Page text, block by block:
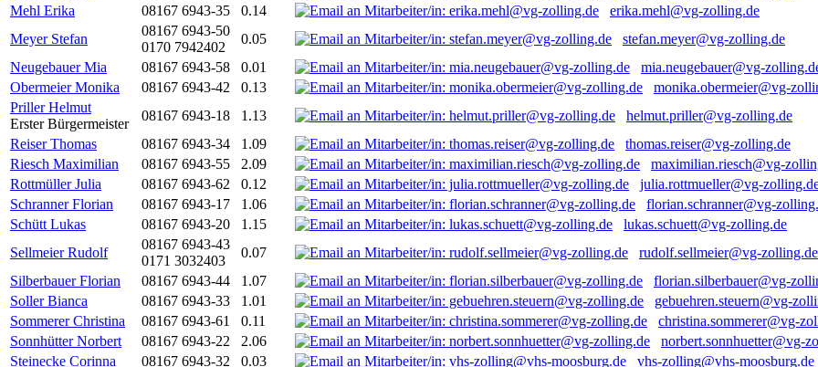
Mehl Erika
08167 6943-35 0.14
erika.mehl@vg-zolling.de
Meyer Stefan
08167 6943-50
0170 7942402
0.05
stefan.meyer@vg-zolling.de
Neugebauer Mia
08167 6943-58 0.01
mia.neugebauer@vg-
Obermeier Monika
08167 6943-42 0.13
monika.obermeier@vg-
Priller Helmut
Erster Bürgermeister
08167 6943-18 1.13
helmut.priller@vg-zolling.de
Reiser Thomas
08167 6943-34 1.09
thomas.reiser@vg-zolling.de
Riesch Maximilian
08167 6943-55 2.09
maximilian.riesch@vg-
Rottmüller Julia
08167 6943-62 0.12
julia.rottmueller@vg-
Schranner Florian
08167 6943-17 1.06
florian.schranner@vg-
Schütt Lukas
08167 6943-20 1.15
lukas.schuett@vg-zolling.de
Sellmeier Rudolf
08167 6943-43
0171 3032403
0.07
rudolf.sellmeier@vg-zolling.de
Silberbauer Florian
08167 6943-44 1.07
florian.silberbauer@vg-
Soller Bianca
08167 6943-33 1.01
gebuehren.steuern@vg-
Sommerer Christina
08167 6943-61 0.11
christina.sommerer@vg-
Sonnhütter Norbert
08167 6943-22 2.06
norbert.sonnhuetter@vg-
Steinecke Corinna
08167 6943-32 0.03
vhs-zolling@vhs-moosburg.de